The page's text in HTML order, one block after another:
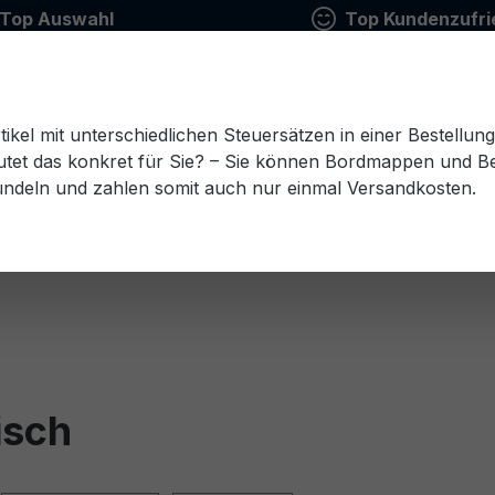
Top Auswahl Top
Estnisch Finnisch Französisch Griechisch
mit unterschiedlichen Steuersätzen in einer
das konkret für Sie? – Sie können Bordmappen und
und zahlen somit auch nur einmal Versandkosten.